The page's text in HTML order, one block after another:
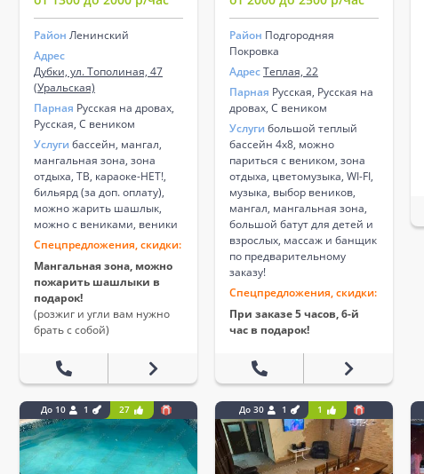
Район Ленинский
Адрес
Дубки, ул. Тополиная, 47
(Уральская)
Парная Русская на дровах,
Русская, С веником
Услуги бассейн, мангал,
мангальная зона, зона
отдыха, ТВ, караоке-НЕТ!,
бильярд (за доп. оплату),
можно жарить шашлык,
можно с вениками, веники
Спецпредложения, скидки:
Мангальная зона, можно
пожарить шашлыки в
подарок!
(розжиг и угли вам нужно
брать с собой)
Район Подгородняя
Покровка
АдресТеплая, 22
Парная Русская, Русская на
дровах, С веником
Услуги большой теплый
бассейн 4х8, можно
париться с веником, зона
отдыха, цветомузыка, WI-FI,
музыка, выбор веников,
мангал, мангальная зона,
большой батут для детей и
взрослых, массаж и банщик
по предварительному
заказу!
Спецпредложения, скидки:
При заказе 5 часов, 6-й
час в подарок!
До 10 1 27 До 30 1 1